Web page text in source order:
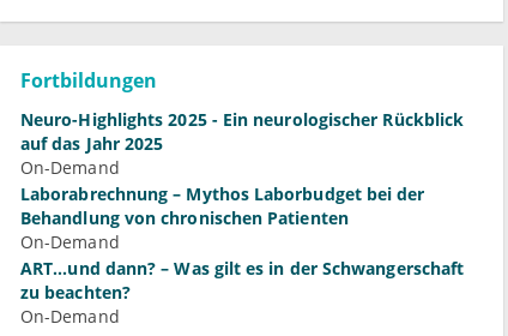
Fortbildungen
Neuro-Highlights 2025 - Ein neurologischer Rückblick
auf das Jahr 2025
On-Demand
Laborabrechnung – Mythos Laborbudget bei der
Behandlung von chronischen Patienten
On-Demand
ART...und dann? – Was gilt es in der Schwangerschaft
zu beachten?
On-Demand